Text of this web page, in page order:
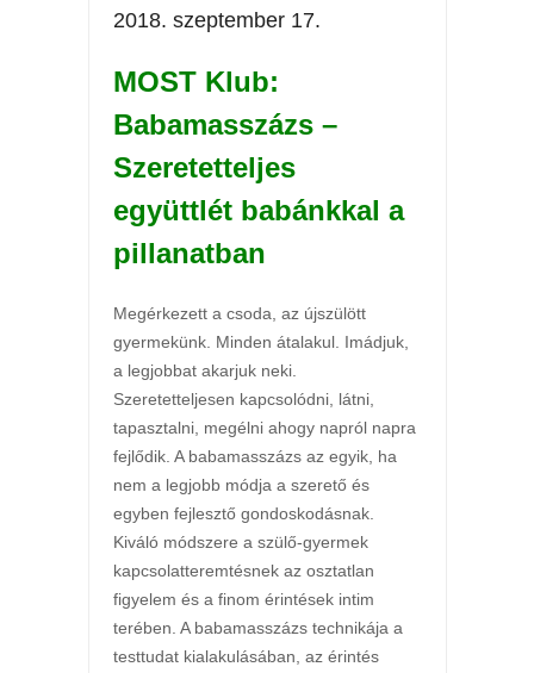
2018. szeptember 17.
MOST Klub:
Babamasszázs –
Szeretetteljes
együttlét babánkkal a
pillanatban
Megérkezett a csoda, az újszülött
gyermekünk. Minden átalakul. Imádjuk,
a legjobbat akarjuk neki.
Szeretetteljesen kapcsolódni, látni,
tapasztalni, megélni ahogy napról napra
fejlődik. A babamasszázs az egyik, ha
nem a legjobb módja a szerető és
egyben fejlesztő gondoskodásnak.
Kiváló módszere a szülő-gyermek
kapcsolatteremtésnek az osztatlan
figyelem és a finom érintések intim
terében. A babamasszázs technikája a
testtudat kialakulásában, az érintés